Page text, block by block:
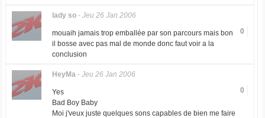
lady so- Jeu 26 Jan 2006
0
mouaih jamais trop emballée par son parcours mais bon
il bosse avec pas mal de monde donc faut voir a la
conclusion
HeyMa- Jeu 26 Jan 2006
0
Yes
Bad Boy Baby
Moi j'veux juste quelques sons capables de bien me faire